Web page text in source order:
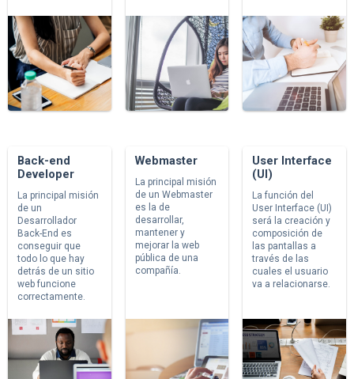
Back-end
Developer
La principal misión
de un
Desarrollador
Back-End es
conseguir que
todo lo que hay
detrás de un sitio
web funcione
correctamente.
Webmaster
La principal misión
de un Webmaster
es la de
desarrollar,
mantener y
mejorar la web
pública de una
compañía.
User Interface
(UI)
La función del
User Interface (UI)
será la creación y
composición de
las pantallas a
través de las
cuales el usuario
va a relacionarse.